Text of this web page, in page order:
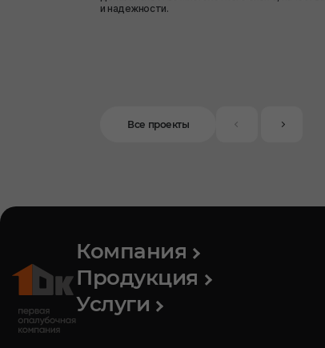
и надежности.
Все проекты
Компания
Продукция
Услуги